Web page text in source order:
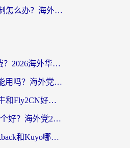
香港优酷地区限制怎么办？海外党亲测有效的追剧解决方案
Mac翻墙回国免费？2026海外华人亲测：从CCTV5直播到国内APP，这样选加速器才靠谱
Proton VPN中国能用吗？海外党选回国加速器的避坑指南（附番茄加速器实测）
海外党必看：斧牛和Fly2CN好用吗？3招教你选对回国加速器（附免费试用攻略）
斧牛和OurPlay哪个好？海外党2026亲测：选对加速器，国内资源秒加载
海外党纠结Quickback和Kuyo哪个好？选对回国加速器才能无缝刷国内资源